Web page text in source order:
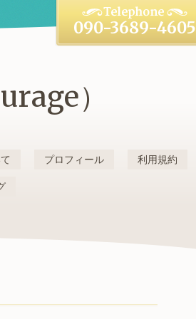
）
090-3689-4605
プロフィール 利用規約